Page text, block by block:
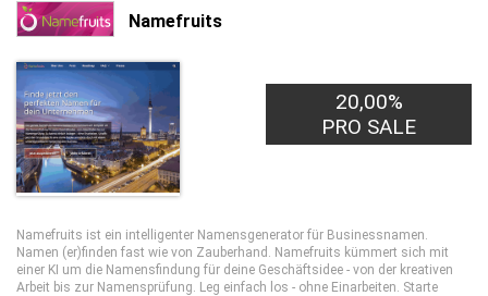
Namefruits
20,00%
PRO SALE
Namefruits ist ein intelligenter Namensgenerator für Businessnamen.
Namen (er)finden fast wie von Zauberhand. Namefruits kümmert sich mit
einer KI um die Namensfindung für deine Geschäftsidee - von der kreativen
Arbeit bis zur Namensprüfung. Leg einfach los - ohne Einarbeiten. Starte